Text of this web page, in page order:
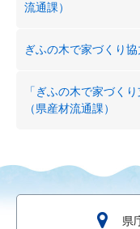
流通課）
ぎふの木で家づくり
「ぎふの木で家づく
（県産材流通課）
県